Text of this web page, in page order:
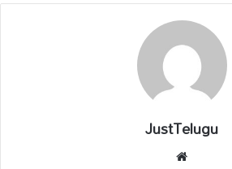
JustTelugu